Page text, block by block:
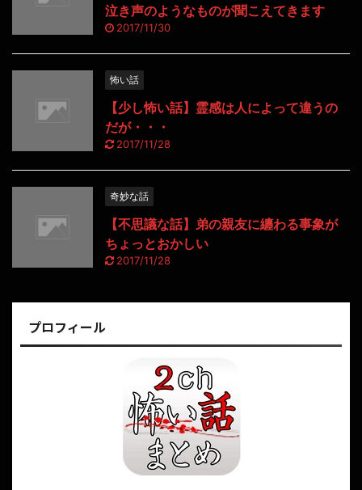
泣き声のようなものが聞こえてきます
2017/11/30
怖い話
【少し怖い話】霊感は人によって違うの
だが・・・
2017/11/28
奇妙な話
【不思議な話】弟の親友に纏わる事象が
ちょっとおかしい
2017/11/28
プロフィール